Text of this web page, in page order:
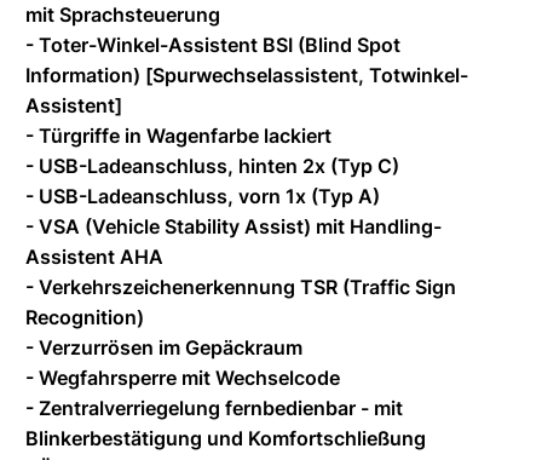
mit Sprachsteuerung
- Toter-Winkel-Assistent BSI (Blind Spot
Information) [Spurwechselassistent, Totwinkel-
Assistent]
- Türgriffe in Wagenfarbe lackiert
- USB-Ladeanschluss, hinten 2x (Typ C)
- USB-Ladeanschluss, vorn 1x (Typ A)
- VSA (Vehicle Stability Assist) mit Handling-
Assistent AHA
- Verkehrszeichenerkennung TSR (Traffic Sign
Recognition)
- Verzurrösen im Gepäckraum
- Wegfahrsperre mit Wechselcode
- Zentralverriegelung fernbedienbar - mit
Blinkerbestätigung und Komfortschließung